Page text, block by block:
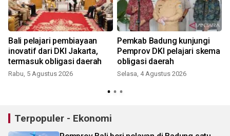
Bali pelajari pembiayaan
inovatif dari DKI Jakarta,
termasuk obligasi daerah
Rabu, 5 Agustus 2026
Pemkab Badung kunjungi
Pemprov DKI pelajari skema
obligasi daerah
Selasa, 4 Agustus 2026
Terpopuler - Ekonomi